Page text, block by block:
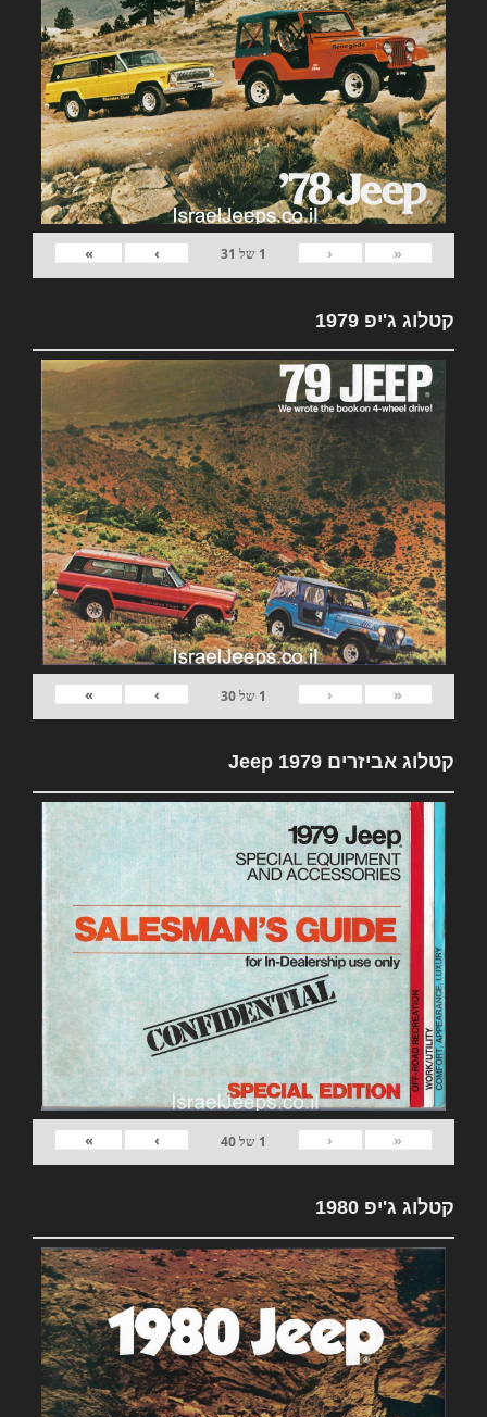
«
‹
1 של 31
›
»
קטלוג ג'יפ 1979
«
‹
1 של30
›
»
קטלוג אביזרים 1979 Jeep
«
‹
1 של40
›
»
קטלוג ג'יפ 1980